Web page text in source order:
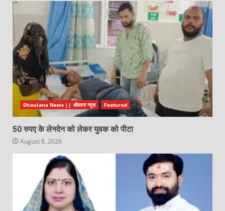
Dhaulana News || धौलाना न्यूज़ Featured
50 रुपए के लेनदेन को लेकर युवक को पीटा
August 8, 2026